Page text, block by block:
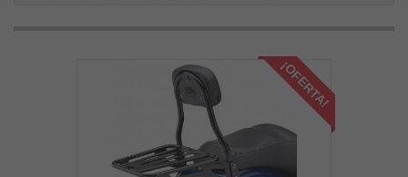
¡OFERTA!